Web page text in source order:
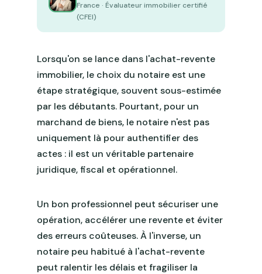
France · Évaluateur immobilier certifié
(CFEI)
Lorsqu'on se lance dans l'achat-revente
immobilier, le choix du notaire est une
étape stratégique, souvent sous-estimée
par les débutants. Pourtant, pour un
marchand de biens, le notaire n'est pas
uniquement là pour authentifier des
actes : il est un véritable partenaire
juridique, fiscal et opérationnel.
Un bon professionnel peut sécuriser une
opération, accélérer une revente et éviter
des erreurs coûteuses. À l'inverse, un
notaire peu habitué à l'achat-revente
peut ralentir les délais et fragiliser la